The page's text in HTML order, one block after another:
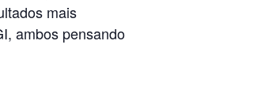
mais
ambos pensando